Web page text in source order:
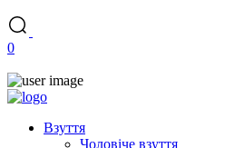
0
Взуття
Чоловіче взуття